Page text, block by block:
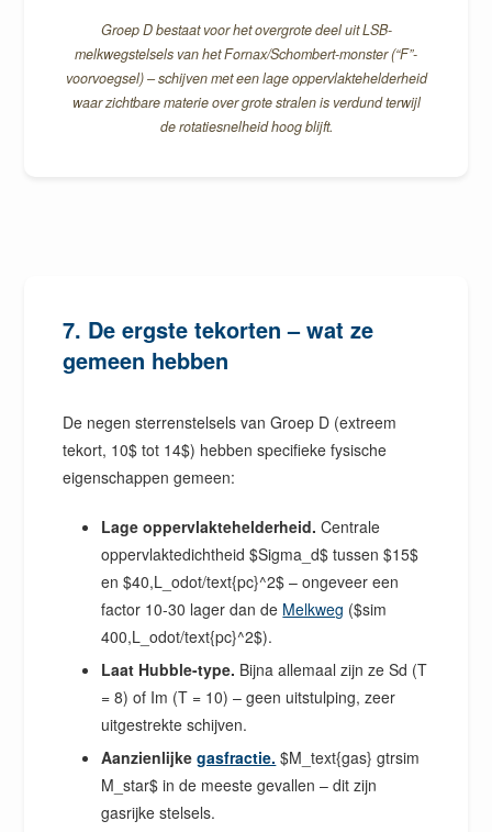
Groep D bestaat voor het overgrote deel uit LSB-
melkwegstelsels van het Fornax/Schombert-monster (“F”-
voorvoegsel) – schijven met een lage oppervlaktehelderheid
waar zichtbare materie over grote stralen is verdund terwijl
de rotatiesnelheid hoog blijft.
7. De ergste tekorten – wat ze
gemeen hebben
De negen sterrenstelsels van Groep D (extreem
tekort, 10$ tot 14$) hebben specifieke fysische
eigenschappen gemeen:
Lage oppervlaktehelderheid. Centrale
oppervlaktedichtheid $Sigma_d$ tussen $15$
en $40,L_odot/text{pc}^2$ – ongeveer een
factor 10-30 lager dan de Melkweg ($sim
400,L_odot/text{pc}^2$).
Laat Hubble-type. Bijna allemaal zijn ze Sd (T
= 8) of Im (T = 10) – geen uitstulping, zeer
uitgestrekte schijven.
Aanzienlijkegasfractie. $M_text{gas} gtrsim
M_star$ in de meeste gevallen – dit zijn
gasrijke stelsels.